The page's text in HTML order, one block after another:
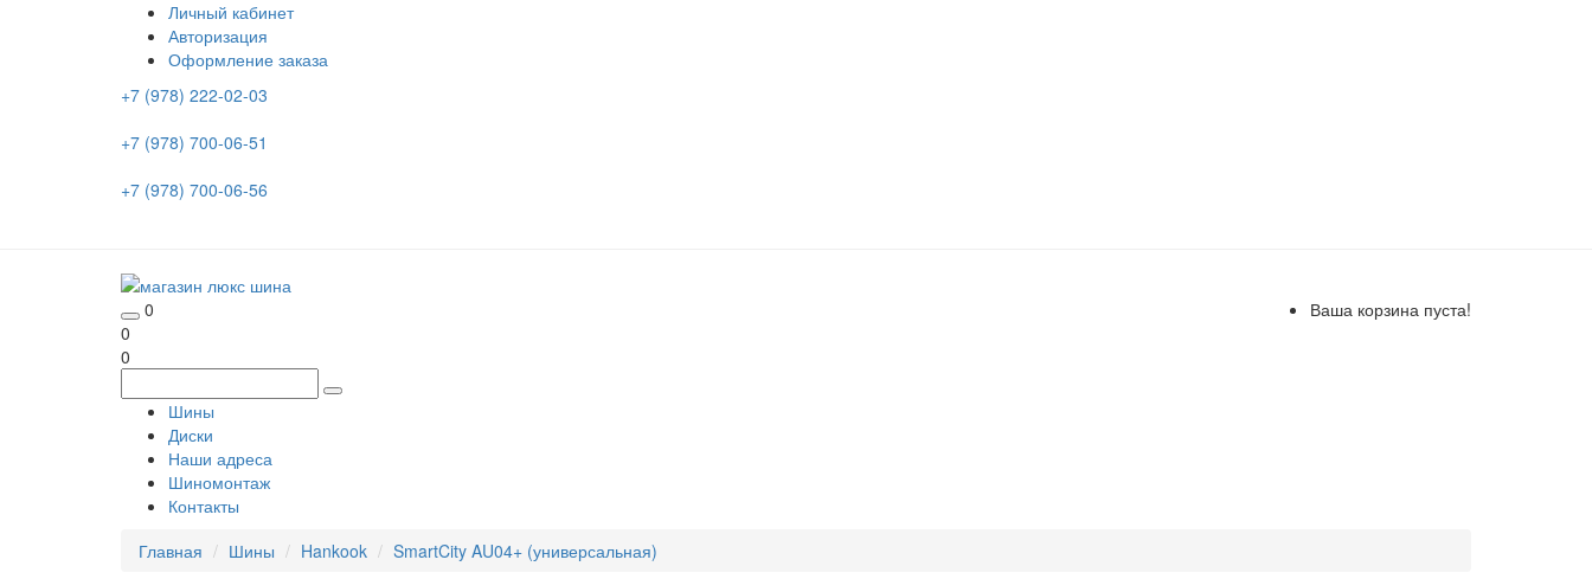
Личный кабинет
Авторизация
Оформление заказа
+7 (978) 222-02-03
+7 (978) 700-06-51
+7 (978) 700-06-56
0
Ваша корзина пуста!
0
0
Шины
Диски
Наши адреса
Шиномонтаж
Контакты
Главная
Шины Hankook SmartCity AU04+ (универсальная)